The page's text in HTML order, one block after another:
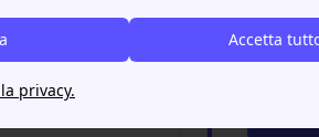
Accetta
privacy.
Prova